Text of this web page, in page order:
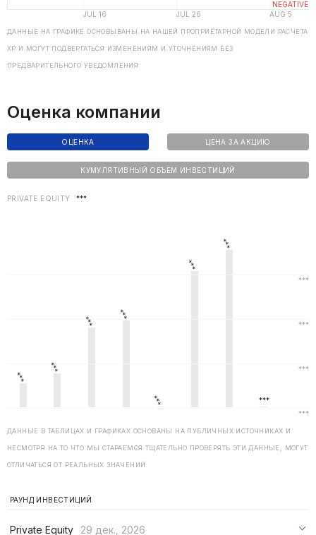
ДАННЫЕ НА ГРАФИКЕ ОСНОВЫВАНЫ НА НАШЕЙ ПРОПРИЕТАРНОЙ МОДЕЛИ РАСЧЕТА
ХP И МОГУТ ПОДВЕРГАТЬСЯ ИЗМЕНЕНИЯМ И УТОЧНЕНИЯМ БЕЗ
ПРЕДВАРИТЕЛЬНОГО УВЕДОМЛЕНИЯ
Оценка компании
ОЦЕНКА ЦЕНА ЗА АКЦИЮ
КУМУЛЯТИВНЫЙ ОБЪЕМ ИНВЕСТИЦИЙ
PRIVATE EQUITY ***
ДАННЫЕ В ТАБЛИЦАХ И ГРАФИКАХ ОСНОВАНЫ НА ПУБЛИЧНЫХ ИСТОЧНИКАХ И
НЕСМОТРЯ НА ТО ЧТО МЫ СТАРАЕМСЯ ТЩАТЕЛЬНО ПРОВЕРЯТЬ ЭТИ ДАННЫЕ, МОГУТ
ОТЛИЧАТЬСЯ ОТ РЕАЛЬНЫХ ЗНАЧЕНИЙ.
РАУНД ИНВЕСТИЦИЙ
Private Equity 29 дек., 2026